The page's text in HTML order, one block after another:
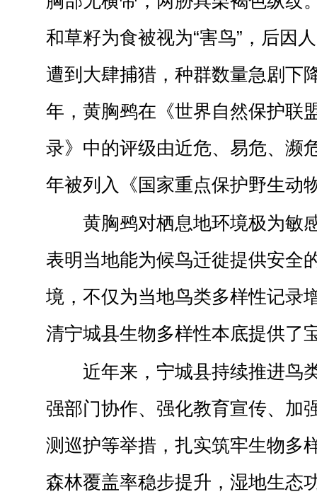
和草籽为食被视为“害鸟”，后因
遭到大肆捕猎，种群数量急剧下
年，黄胸鹀在《世界自然保护联
录》中的评级由近危、易危、濒
年被列入《国家重点保护野生动
黄胸鹀对栖息地环境极为敏
表明当地能为候鸟迁徙提供安全
境，不仅为当地鸟类多样性记录
清宁城县生物多样性本底提供了
近年来，宁城县持续推进鸟
强部门协作、强化教育宣传、加
测巡护等举措，扎实筑牢生物多
森林覆盖率稳步提升，湿地生态